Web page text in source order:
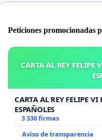
Peticiones promocionadas
CARTA AL REY FELIPE
CARTA AL REY FELIPE
ESPAÑOLES
3 330 firmas
Aviso de transparencia